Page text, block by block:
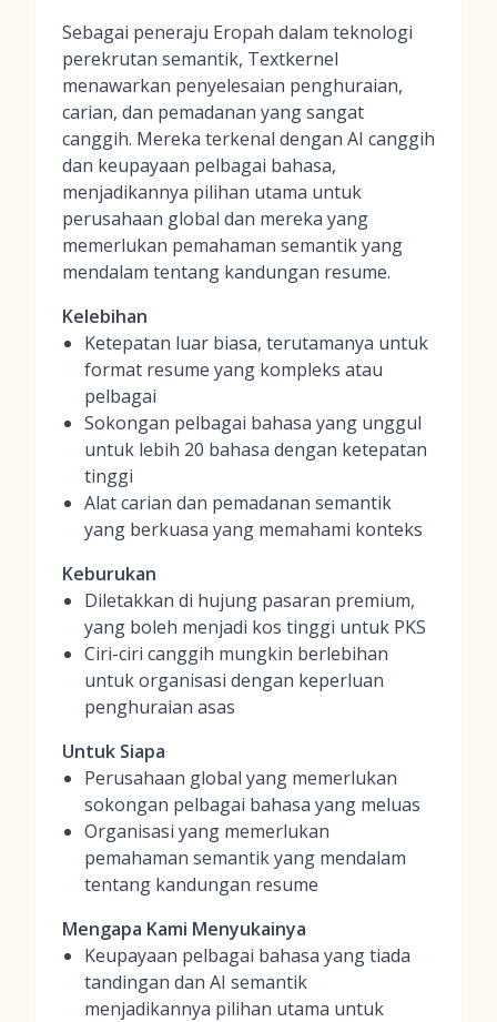
Sebagai peneraju Eropah dalam teknologi
perekrutan semantik, Textkernel
menawarkan penyelesaian penghuraian,
carian, dan pemadanan yang sangat
canggih. Mereka terkenal dengan AI canggih
dan keupayaan pelbagai bahasa,
menjadikannya pilihan utama untuk
perusahaan global dan mereka yang
memerlukan pemahaman semantik yang
mendalam tentang kandungan resume.
Kelebihan
Ketepatan luar biasa, terutamanya untuk
format resume yang kompleks atau
pelbagai
Sokongan pelbagai bahasa yang unggul
untuk lebih 20 bahasa dengan ketepatan
tinggi
Alat carian dan pemadanan semantik
yang berkuasa yang memahami konteks
Keburukan
Diletakkan di hujung pasaran premium,
yang boleh menjadi kos tinggi untuk PKS
Ciri-ciri canggih mungkin berlebihan
untuk organisasi dengan keperluan
penghuraian asas
Untuk Siapa
Perusahaan global yang memerlukan
sokongan pelbagai bahasa yang meluas
Organisasi yang memerlukan
pemahaman semantik yang mendalam
tentang kandungan resume
Mengapa Kami Menyukainya
Keupayaan pelbagai bahasa yang tiada
tandingan dan AI semantik
menjadikannya pilihan utama untuk